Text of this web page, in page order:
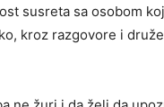
susreta sa osobom
kroz razgovore i